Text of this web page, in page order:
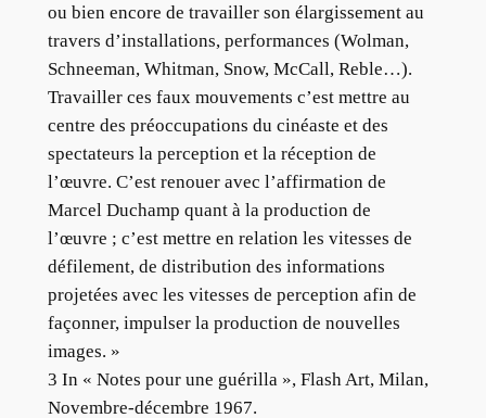
ou bien encore de travailler son élargissement au
travers d’installations, performances (Wolman,
Schneeman, Whitman, Snow, McCall, Reble…).
Travailler ces faux mouvements c’est mettre au
centre des préoccupations du cinéaste et des
spectateurs la perception et la réception de
l’œuvre. C’est renouer avec l’affirmation de
Marcel Duchamp quant à la production de
l’œuvre ; c’est mettre en relation les vitesses de
défilement, de distribution des informations
projetées avec les vitesses de perception afin de
façonner, impulser la production de nouvelles
images. »
3 In « Notes pour une guérilla », Flash Art, Milan,
Novembre-décembre 1967.